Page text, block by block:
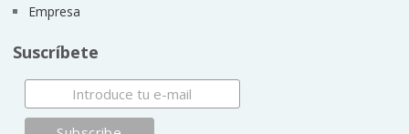
Empresa
Suscríbete